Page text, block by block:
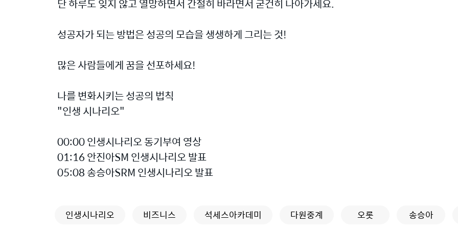
단 하루도 잊지 않고 열망하면서 간절히 바라면서 굳건히 나아가세요.
성공자가 되는 방법은 성공의 모습을 생생하게 그리는 것!
많은 사람들에게 꿈을 선포하세요!
나를 변화시키는 성공의 법칙
"인생 시나리오"
00:00 인생시나리오 동기부여 영상
01:16 안진아SM 인생시나리오 발표
05:08 송승아SRM 인생시나리오 발표
인생시나리오 비즈니스 석세스아카데미 다원중계 오롯 송승아